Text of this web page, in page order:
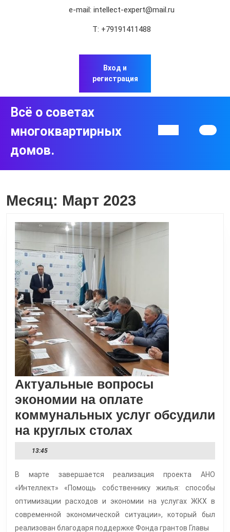
e-mail:intellect-expert@mail.ru
Т: +79191411488
Вход и
регистрация
Всё о советах
многоквартирных
домов.
Кнопка
Месяц: Март 2023
Актуальные вопросы
экономии на оплате
коммунальных услуг обсудили
на круглых столахАктуальные
вопросы
экономии
на
оплате
коммунальных
услуг
13:45
В марте завершается реализация проекта АНО
«Интеллект» «Помощь собственнику жилья: способы
оптимизации расходов и экономии на услугах ЖКХ в
современной экономической ситуации», который был
реализован благодаря поддержке Фонда грантов Главы